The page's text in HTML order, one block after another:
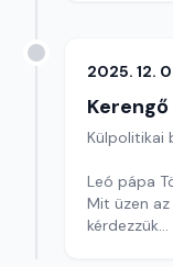
2025. 12.
Kerengő
Külpolitikai
Leó pápa
Mit üzen
kérdezzük